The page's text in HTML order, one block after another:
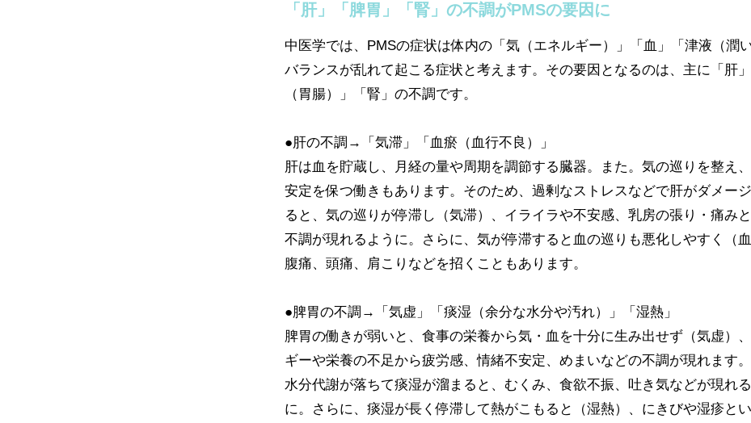
「肝」「脾胃」「腎」の不調がPMSの要因に
中医学では、PMSの症状は体内の「気（エネルギー）」「血」「津液（潤
バランスが乱れて起こる症状と考えます。その要因となるのは、主に「肝
（胃腸）」「腎」の不調です。
●肝の不調→「気滞」「血瘀（血行不良）」
肝は血を貯蔵し、月経の量や周期を調節する臓器。また。気の巡りを整え
安定を保つ働きもあります。そのため、過剰なストレスなどで肝がダメー
ると、気の巡りが停滞し（気滞）、イライラや不安感、乳房の張り・痛み
不調が現れるように。さらに、気が停滞すると血の巡りも悪化しやすく（血
腹痛、頭痛、肩こりなどを招くこともあります。
●脾胃の不調→「気虚」「痰湿（余分な水分や汚れ）」「湿熱」
脾胃の働きが弱いと、食事の栄養から気・血を十分に生み出せず（気虚）
ギーや栄養の不足から疲労感、情緒不安定、めまいなどの不調が現れます。
水分代謝が落ちて痰湿が溜まると、むくみ、食欲不振、吐き気などが現れ
に。さらに、痰湿が長く停滞して熱がこもると（湿熱）、にきびや湿疹と